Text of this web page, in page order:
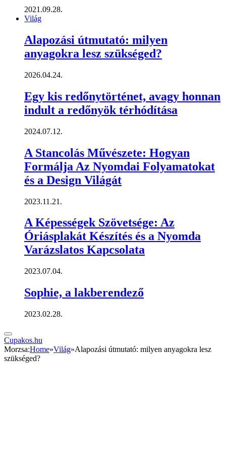
2021.09.28.
Világ
Alapozási útmutató: milyen
anyagokra lesz szükséged?
2026.04.24.
Egy kis redőnytörténet, avagy honnan
indult a redőnyök térhódítása
2024.07.12.
A Stancolás Művészete: Hogyan
Formálja Az Nyomdai Folyamatokat
és a Design Világát
2023.11.21.
A Képességek Szövetsége: Az
Óriásplakát Készítés és a Nyomda
Varázslatos Kapcsolata
2023.07.04.
Sophie, a lakberendező
2023.02.28.
Cupakos.hu
Morzsa:Home»Világ»Alapozási útmutató: milyen anyagokra lesz
szükséged?